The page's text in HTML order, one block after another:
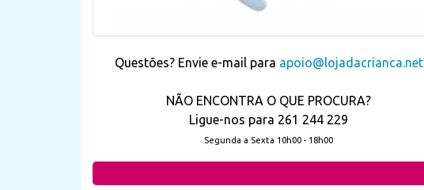
Questões? Envie e-mail para apoio@lojadacrianca.net
NÃO ENCONTRA O QUE PROCURA?
Ligue-nos para 261 244 229
Segunda a Sexta 10h00 - 18h00